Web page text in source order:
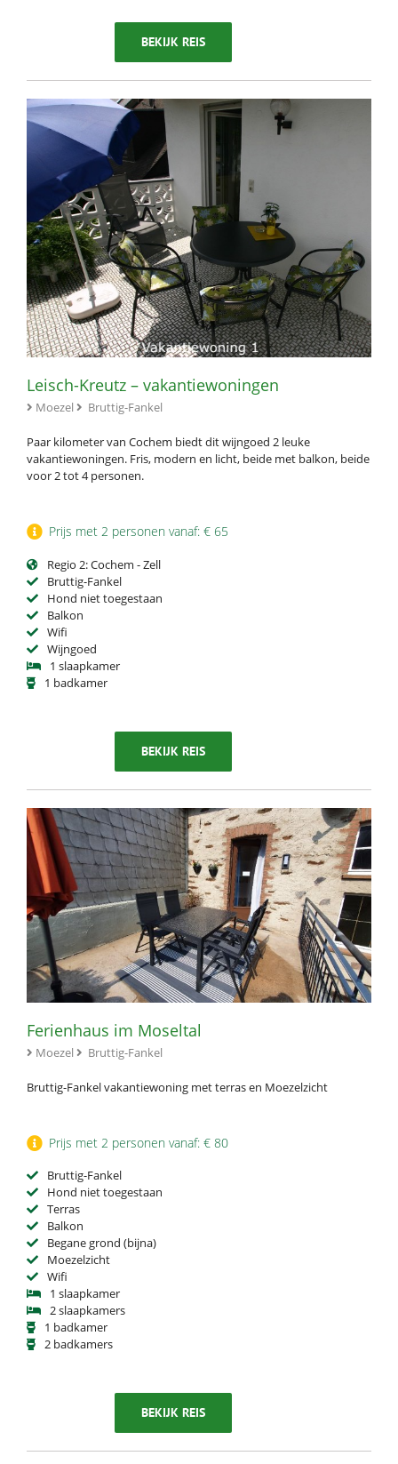
BEKIJK REIS
Leisch-Kreutz – vakantiewoningen
Moezel Bruttig-Fankel
Paar kilometer van Cochem biedt dit wijngoed 2 leuke
vakantiewoningen. Fris, modern en licht, beide met balkon, beide
voor 2 tot 4 personen.
Prijs met 2 personen vanaf: € 65
Regio 2: Cochem - Zell
Bruttig-Fankel
Hond niet toegestaan
Balkon
Wifi
Wijngoed
1 slaapkamer
1 badkamer
BEKIJK REIS
Ferienhaus im Moseltal
Moezel Bruttig-Fankel
Bruttig-Fankel vakantiewoning met terras en Moezelzicht
Prijs met 2 personen vanaf: € 80
Bruttig-Fankel
Hond niet toegestaan
Terras
Balkon
Begane grond (bijna)
Moezelzicht
Wifi
1 slaapkamer
2 slaapkamers
1 badkamer
2 badkamers
BEKIJK REIS